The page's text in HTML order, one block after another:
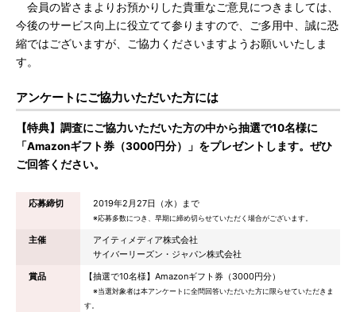
会員の皆さまよりお預かりした貴重なご意見につきましては、
今後のサービス向上に役立てて参りますので、ご多用中、誠に恐
縮ではございますが、ご協力くださいますようお願いいたしま
す。
アンケートにご協力いただいた方には
【特典】調査にご協力いただいた方の中から抽選で10名様に
「Amazonギフト券（3000円分）」をプレゼントします。ぜひ
ご回答ください。
応募締切 2019年2月27日（水）まで
※応募多数につき、早期に締め切らせていただく場合がございます。
主催
アイティメディア株式会社
サイバーリーズン・ジャパン株式会社
賞品
【抽選で10名様】Amazonギフト券（3000円分）
※当選対象者は本アンケートに全問回答いただいた方に限らせていただきま
す。